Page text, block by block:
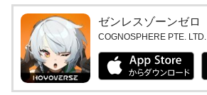
ゼンレスゾーンゼロ
COGNOSPHERE PTE. LTD.